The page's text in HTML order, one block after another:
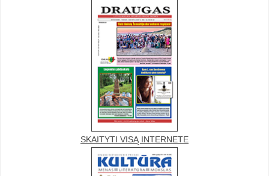
SKAITYTI VISĄ INTERNETE